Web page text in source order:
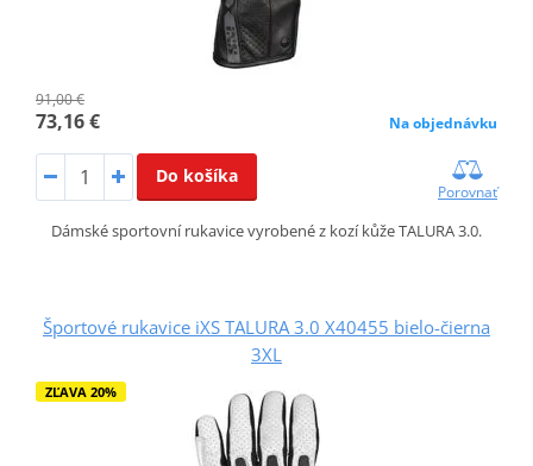
91,00 €
73,16 € Na objednávku
Do košíka
Porovnať
Dámské sportovní rukavice vyrobené z kozí kůže TALURA 3.0.
Športové rukavice iXS TALURA 3.0 X40455 bielo-čierna
3XL
ZĽAVA 20%